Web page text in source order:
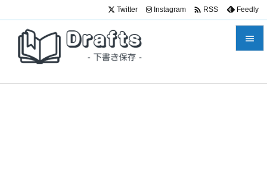

Twitter Instagram  RSS Feedly